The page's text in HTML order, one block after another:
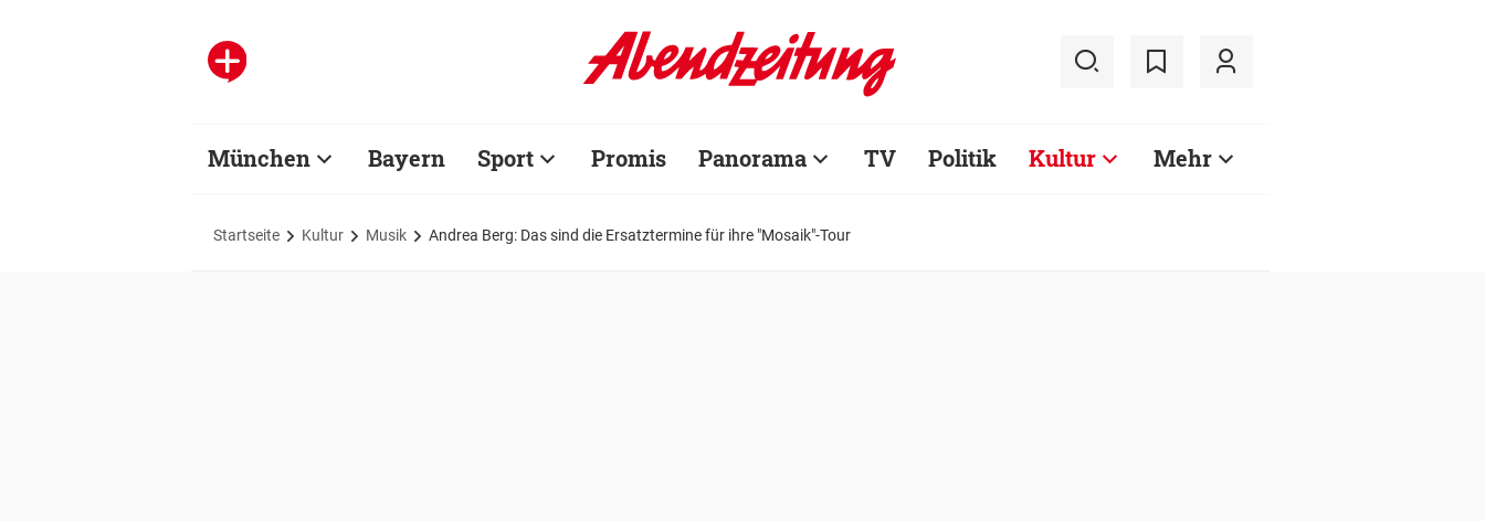
München Bayern Sport Promis Panorama TV Politik Kultur Mehr
Startseite Kultur Musik Andrea Berg: Das sind die Ersatztermine für ihre "Mosaik"-Tour